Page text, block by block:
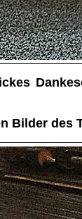
Bilder des